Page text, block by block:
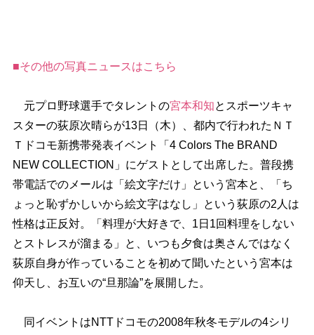
■その他の写真ニュースはこちら
元プロ野球選手でタレントの宮本和知とスポーツキャ
スターの荻原次晴らが13日（木）、都内で行われたＮＴ
Ｔドコモ新携帯発表イベント「4 Colors The BRAND
NEW COLLECTION」にゲストとして出席した。普段携
帯電話でのメールは「絵文字だけ」という宮本と、「ち
ょっと恥ずかしいから絵文字はなし」という荻原の2人は
性格は正反対。「料理が大好きで、1日1回料理をしない
とストレスが溜まる」と、いつも夕食は奥さんではなく
荻原自身が作っていることを初めて聞いたという宮本は
仰天し、お互いの“旦那論”を展開した。
同イベントはNTTドコモの2008年秋冬モデルの4シリ